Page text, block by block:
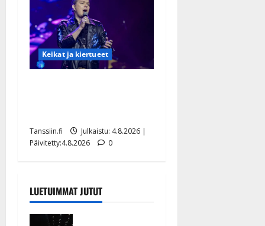
Keikat ja kiertueet
Tanssiin.fi
Julkaistu: 4.8.2026 |
Päivitetty:4.8.2026
0
LUETUIMMAT JUTUT